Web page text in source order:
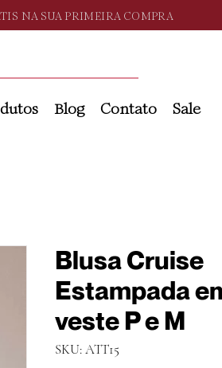
NA SUA PRIMEIRA COMPRA
Blog Contato Sale
Blusa Cruise
Estampada
veste P e M
SKU: ATT15